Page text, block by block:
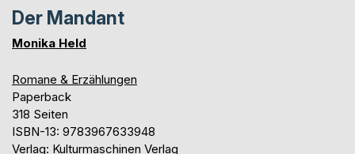
Der Mandant
Monika Held
Romane & Erzählungen
Paperback
318 Seiten
ISBN-13: 9783967633948
Verlag: Kulturmaschinen Verlag